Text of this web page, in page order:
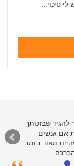
להגיד שבזכותך
אם אנשים
מאוד נחמד